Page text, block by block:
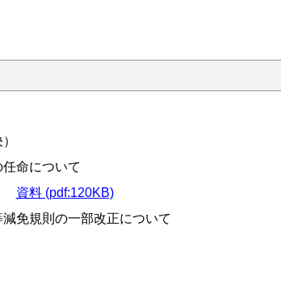
命について
資料 (pdf:120KB)
免規則の一部改正について